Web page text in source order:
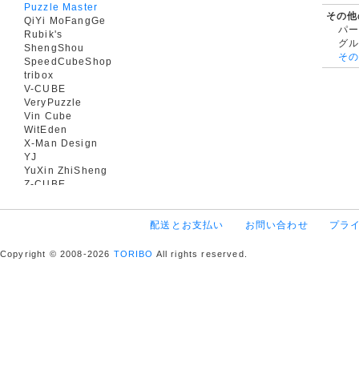
Puzzle Master
QiYi MoFangGe
Rubik's
ShengShou
SpeedCubeShop
tribox
V-CUBE
VeryPuzzle
Vin Cube
WitEden
X-Man Design
YJ
YuXin ZhiSheng
Z-CUBE
その
パ
グ
そ
配送とお支払い お問い合わせ プラ
Copyright © 2008-2026 TORIBO All rights reserved.